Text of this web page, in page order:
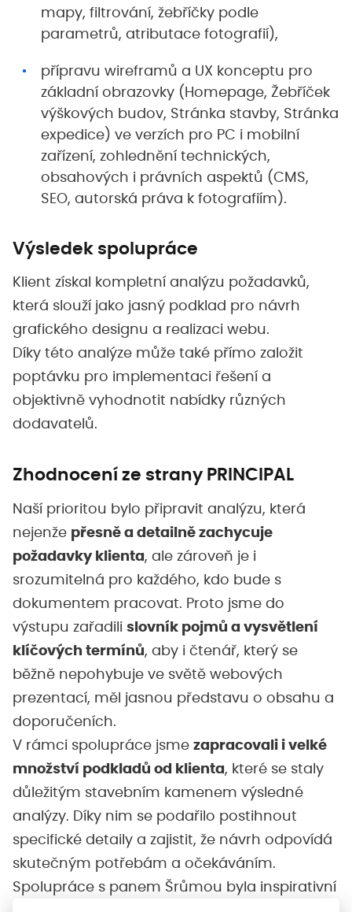
mapy, filtrování, žebříčky podle
parametrů, atributace fotografií),
přípravu wireframů a UX konceptu pro
základní obrazovky (Homepage, Žebříček
výškových budov, Stránka stavby, Stránka
expedice) ve verzích pro PC i mobilní
zařízení, zohlednění technických,
obsahových i právních aspektů (CMS,
SEO, autorská práva k fotografiím).
Výsledek spolupráce
Klient získal kompletní analýzu požadavků,
která slouží jako jasný podklad pro návrh
grafického designu a realizaci webu.
Díky této analýze může také přímo založit
poptávku pro implementaci řešení a
objektivně vyhodnotit nabídky různých
dodavatelů.
Zhodnocení ze strany PRINCIPAL
Naší prioritou bylo připravit analýzu, která
nejenže přesně a detailně zachycuje
požadavky klienta, ale zároveň je i
srozumitelná pro každého, kdo bude s
dokumentem pracovat. Proto jsme do
výstupu zařadili slovník pojmů a vysvětlení
klíčových termínů, aby i čtenář, který se
běžně nepohybuje ve světě webových
prezentací, měl jasnou představu o obsahu a
doporučeních.
V rámci spolupráce jsme zapracovali i velké
množství podkladů od klienta, které se staly
důležitým stavebním kamenem výsledné
analýzy. Díky nim se podařilo postihnout
specifické detaily a zajistit, že návrh odpovídá
skutečným potřebám a očekáváním.
Spolupráce s panem Šrůmou byla inspirativní